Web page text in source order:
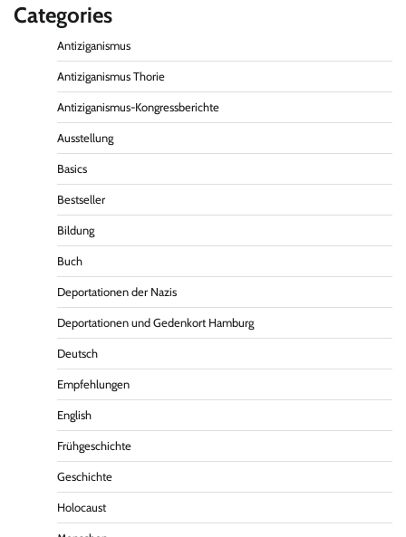
Categories
Antiziganismus
Antiziganismus Thorie
Antiziganismus-Kongressberichte
Ausstellung
Basics
Bestseller
Bildung
Buch
Deportationen der Nazis
Deportationen und Gedenkort Hamburg
Deutsch
Empfehlungen
English
Frühgeschichte
Geschichte
Holocaust